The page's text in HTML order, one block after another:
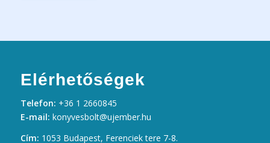
Elérhetőségek
Telefon: +36 1 2660845
E-mail: konyvesbolt@ujember.hu
Cím: 1053 Budapest, Ferenciek tere 7-8.